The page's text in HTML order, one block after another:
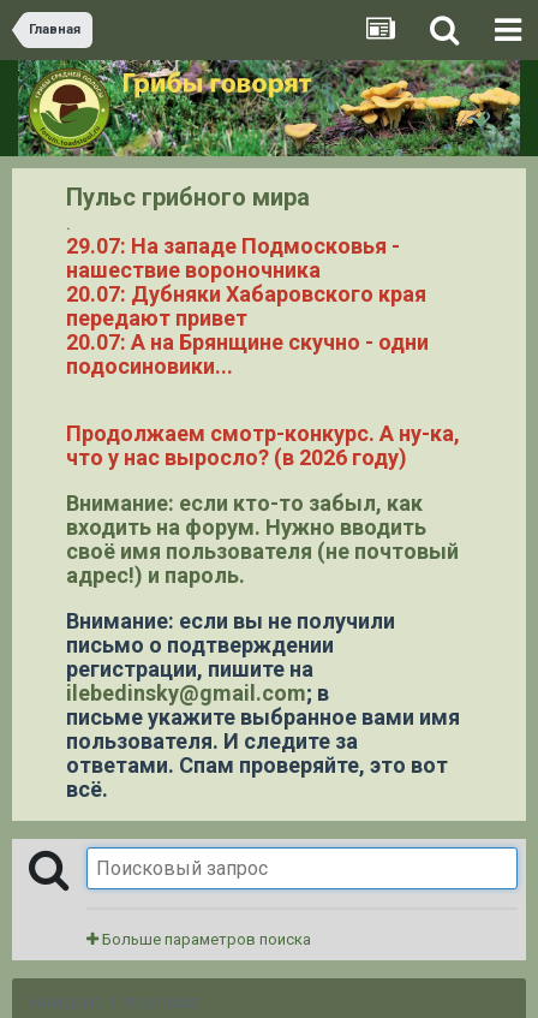
Главная
Пульс грибного мира
.
29.07: На западе Подмосковья -
нашествие вороночника
20.07: Дубняки Хабаровского края
передают привет
20.07: А на Брянщине скучно - одни
подосиновики...
Продолжаем смотр-конкурс. А ну-ка,
что у нас выросло? (в 2026 году)
Внимание: если кто-то забыл, как
входить на форум. Нужно вводить
своё имя пользователя (не почтовый
адрес!) и пароль.
Внимание: если вы не получили
письмо о подтверждении
регистрации, пишите на
ilebedinsky@gmail.com; в
письме укажите выбранное вами имя
пользователя. И следите за
ответами. Спам проверяйте, это вот
всё.
Больше параметров поиска
НАЙДЕНО 1 РЕЗУЛЬТАТ